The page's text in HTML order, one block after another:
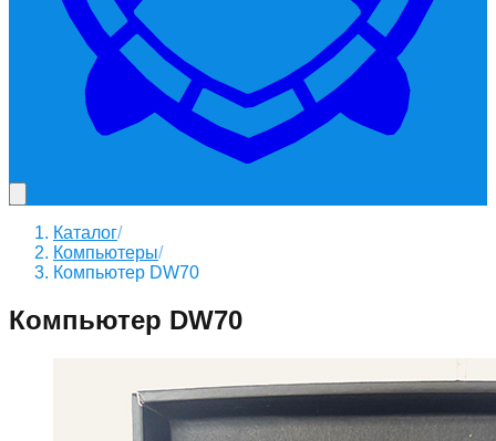
Каталог/
Компьютеры/
Компьютер DW70
Компьютер DW70